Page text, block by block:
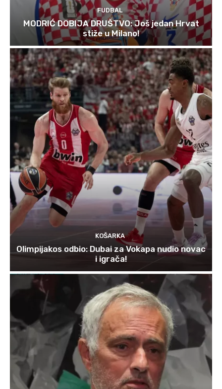
FUDBAL
MODRIĆ DOBIJA DRUŠTVO: Još jedan Hrvat
stiže u Milano!
KOŠARKA
Olimpijakos odbio: Dubai za Vokapa nudio novac
i igrača!